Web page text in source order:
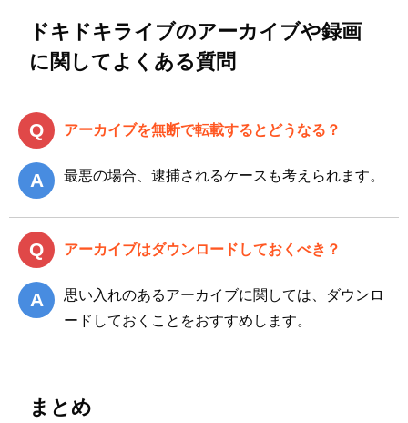
ドキドキライブのアーカイブや録画
に関してよくある質問
アーカイブを無断で転載するとどうなる？
最悪の場合、逮捕されるケースも考えられます。
アーカイブはダウンロードしておくべき？
思い入れのあるアーカイブに関しては、ダウンロ
ードしておくことをおすすめします。
まとめ